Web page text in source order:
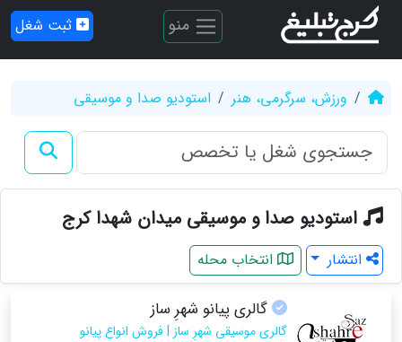
منو ثبت شغل
ورزش، سرگرمی، هنر استودیو صدا و موسیقی
استودیو صدا و موسیقی میدان شهدا کرج
انتشار انتخاب محله
گالری پیانو شهرِ ساز
گالری موسیقی شهرِ ساز | فروش انواع پیانو